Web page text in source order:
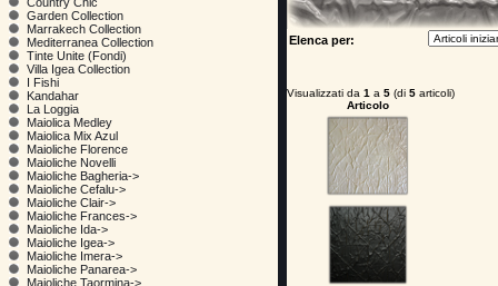
Garden Collection
Marrakech Collection
Mediterranea Collection
Tinte Unite (Fondi)
Villa Igea Collection
I Fishi
Kandahar
La Loggia
Maiolica Medley
Maiolica Mix Azul
Maioliche Florence
Maioliche Novelli
Maioliche Bagheria->
Maioliche Cefalu->
Maioliche Clair->
Maioliche Frances->
Maioliche Ida->
Maioliche Igea->
Maioliche Imera->
Maioliche Panarea->
Maioliche Taormina->
Elenca per:
Visualizzati da 1 a 5 (di 5 articoli)
Articolo